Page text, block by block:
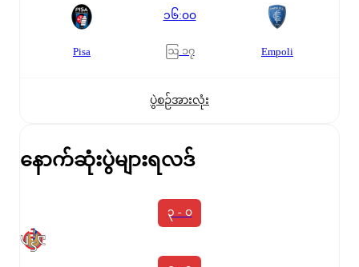
Pisa
၁၆:၀၀
ဩ ၁၇ Empoli
ပွဲစဉ်အားလုံး
နောက်ဆုံးပွဲများရလဒ်
၃ - ၀